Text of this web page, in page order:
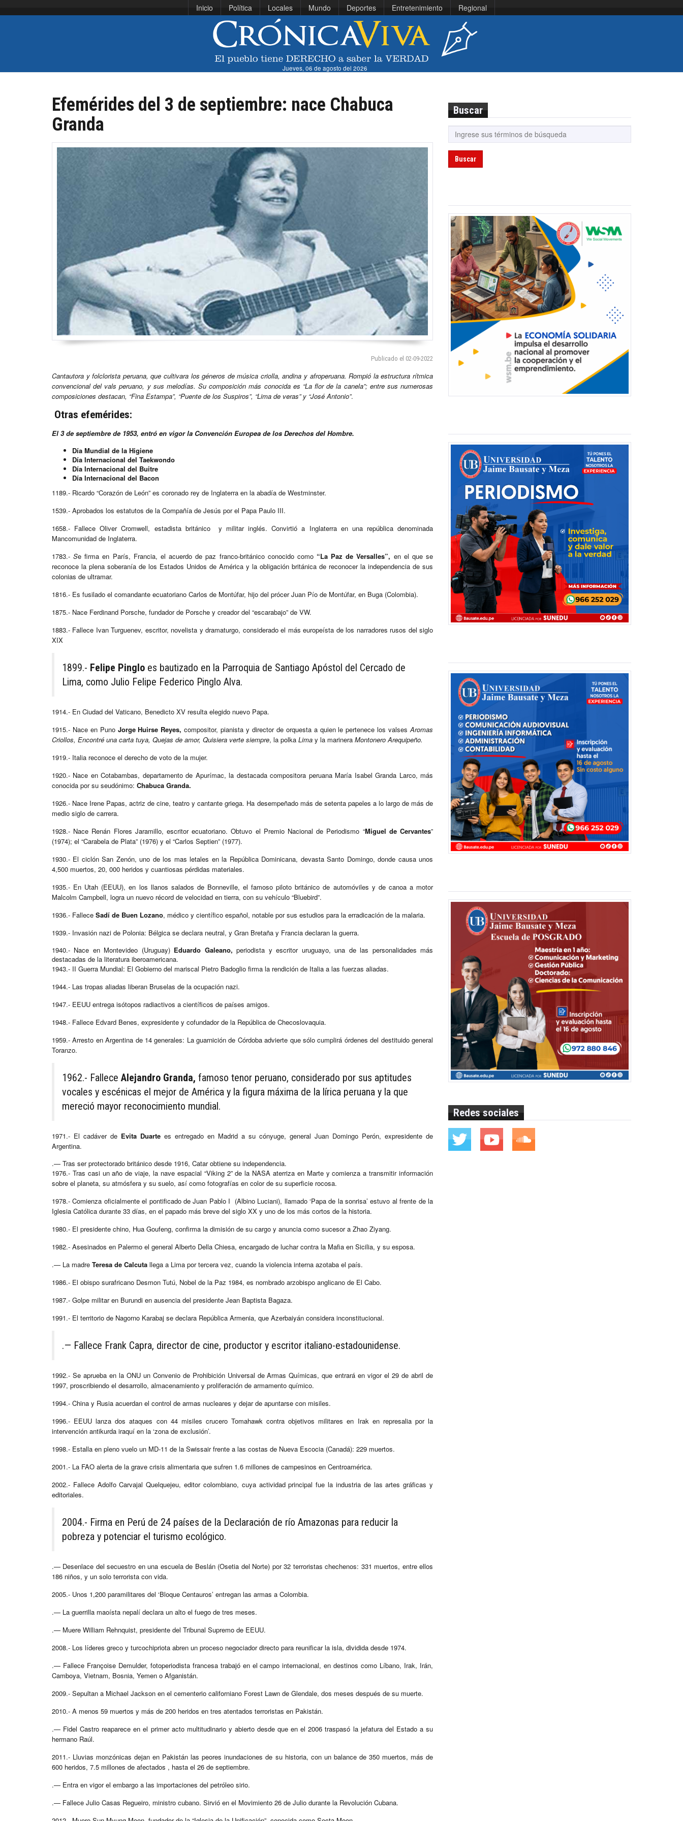
Inicio Política Locales Mundo Deportes Entretenimiento Regional
Jueves, 06 de agosto del 2026
Efemérides del 3 de septiembre: nace Chabuca
Granda
Publicado el 02-09-2022
Cantautora y folclorista peruana, que cultivara los géneros de música criolla, andina y afroperuana. Rompió la estructura rítmica
convencional del vals peruano, y sus melodías. Su composición más conocida es “La flor de la canela”; entre sus numerosas
composiciones destacan, “Fina Estampa”, “Puente de los Suspiros”, “Lima de veras” y “José Antonio”.
Otras efemérides:
El 3 de septiembre de 1953, entró en vigor la Convención Europea de los Derechos del Hombre.
Día Mundial de la Higiene
Día Internacional del Taekwondo
Día Internacional del Buitre
Día Internacional del Bacon
1189.- Ricardo “Corazón de León” es coronado rey de Inglaterra en la abadía de Westminster.
1539.- Aprobados los estatutos de la Compañía de Jesús por el Papa Paulo III.
1658.- Fallece Oliver Cromwell, estadista británico y militar inglés. Convirtió a Inglaterra en una república denominada
Mancomunidad de Inglaterra.
1783.- Se firma en París, Francia, el acuerdo de paz franco-británico conocido como “La Paz de Versalles”, en el que se
reconoce la plena soberanía de los Estados Unidos de América y la obligación británica de reconocer la independencia de sus
colonias de ultramar.
1816.- Es fusilado el comandante ecuatoriano Carlos de Montúfar, hijo del prócer Juan Pío de Montúfar, en Buga (Colombia).
1875.- Nace Ferdinand Porsche, fundador de Porsche y creador del “escarabajo” de VW.
1883.- Fallece Ivan Turguenev, escritor, novelista y dramaturgo, considerado el más europeísta de los narradores rusos del siglo
XIX
1899.- Felipe Pinglo es bautizado en la Parroquia de Santiago Apóstol del Cercado de
Lima, como Julio Felipe Federico Pinglo Alva.
1914.- En Ciudad del Vaticano, Benedicto XV resulta elegido nuevo Papa.
1915.- Nace en Puno Jorge Huirse Reyes, compositor, pianista y director de orquesta a quien le pertenece los valsesAromas
Criollos, Encontré una carta tuya, Quejas de amor, Quisiera verte siempre, la polka Lima y la marinera Montonero Arequipeño.
1919.- Italia reconoce el derecho de voto de la mujer.
1920.- Nace en Cotabambas, departamento de Apurímac, la destacada compositora peruana María Isabel Granda Larco, más
conocida por su seudónimo: Chabuca Granda.
1926.- Nace Irene Papas, actriz de cine, teatro y cantante griega. Ha desempeñado más de setenta papeles a lo largo de más de
medio siglo de carrera.
1928.- Nace Renán Flores Jaramillo, escritor ecuatoriano. Obtuvo el Premio Nacional de Periodismo “Miguel de Cervantes”
(1974); el “Carabela de Plata” (1976) y el “Carlos Septien” (1977).
1930.- El ciclón San Zenón, uno de los mas letales en la República Dominicana, devasta Santo Domingo, donde causa unos
4,500 muertos, 20, 000 heridos y cuantiosas pérdidas materiales.
1935.- En Utah (EEUU), en los llanos salados de Bonneville, el famoso piloto británico de automóviles y de canoa a motor
Malcolm Campbell, logra un nuevo récord de velocidad en tierra, con su vehículo “Bluebird”.
1936.- Fallece Sadí de Buen Lozano, médico y científico español, notable por sus estudios para la erradicación de la malaria.
1939.- Invasión nazi de Polonia: Bélgica se declara neutral, y Gran Bretaña y Francia declaran la guerra.
1940.- Nace en Montevideo (Uruguay) Eduardo Galeano, periodista y escritor uruguayo, una de las personalidades más
destacadas de la literatura iberoamericana.
1943.- II Guerra Mundial: El Gobierno del mariscal Pietro Badoglio firma la rendición de Italia a las fuerzas aliadas.
1944.- Las tropas aliadas liberan Bruselas de la ocupación nazi.
1947.- EEUU entrega isótopos radiactivos a científicos de países amigos.
1948.- Fallece Edvard Benes, expresidente y cofundador de la República de Checoslovaquia.
1959.- Arresto en Argentina de 14 generales: La guarnición de Córdoba advierte que sólo cumplirá órdenes del destituido general
Toranzo.
1962.- Fallece Alejandro Granda, famoso tenor peruano, considerado por sus aptitudes
vocales y escénicas el mejor de América y la figura máxima de la lírica peruana y la que
mereció mayor reconocimiento mundial.
1971.- El cadáver de Evita Duarte es entregado en Madrid a su cónyuge, general Juan Domingo Perón, expresidente de
Argentina.
.— Tras ser protectorado británico desde 1916, Catar obtiene su independencia.
1976.- Tras casi un año de viaje, la nave espacial “Viking 2” de la NASA aterriza en Marte y comienza a transmitir información
sobre el planeta, su atmósfera y su suelo, así como fotografías en color de su superficie rocosa.
1978.- Comienza oficialmente el pontificado de Juan Pablo I (Albino Luciani), llamado ‘Papa de la sonrisa’ estuvo al frente de la
Iglesia Católica durante 33 días, en el papado más breve del siglo XX y uno de los más cortos de la historia.
1980.- El presidente chino, Hua Goufeng, confirma la dimisión de su cargo y anuncia como sucesor a Zhao Ziyang.
1982.- Asesinados en Palermo el general Alberto Della Chiesa, encargado de luchar contra la Mafia en Sicilia, y su esposa.
.— La madre Teresa de Calcuta llega a Lima por tercera vez, cuando la violencia interna azotaba el país.
1986.- El obispo surafricano Desmon Tutú, Nobel de la Paz 1984, es nombrado arzobispo anglicano de El Cabo.
1987.- Golpe militar en Burundi en ausencia del presidente Jean Baptista Bagaza.
1991.- El territorio de Nagorno Karabaj se declara República Armenia, que Azerbaiyán considera inconstitucional.
.— Fallece Frank Capra, director de cine, productor y escritor italiano-estadounidense.
1992.- Se aprueba en la ONU un Convenio de Prohibición Universal de Armas Químicas, que entrará en vigor el 29 de abril de
1997, proscribiendo el desarrollo, almacenamiento y proliferación de armamento químico.
1994.- China y Rusia acuerdan el control de armas nucleares y dejar de apuntarse con misiles.
1996.- EEUU lanza dos ataques con 44 misiles crucero Tomahawk contra objetivos militares en Irak en represalia por la
intervención antikurda iraquí en la ‘zona de exclusión’.
1998.- Estalla en pleno vuelo un MD-11 de la Swissair frente a las costas de Nueva Escocia (Canadá): 229 muertos.
2001.- La FAO alerta de la grave crisis alimentaria que sufren 1.6 millones de campesinos en Centroamérica.
2002.- Fallece Adolfo Carvajal Quelquejeu, editor colombiano, cuya actividad principal fue la industria de las artes gráficas y
editoriales.
2004.- Firma en Perú de 24 países de la Declaración de río Amazonas para reducir la
pobreza y potenciar el turismo ecológico.
.— Desenlace del secuestro en una escuela de Beslán (Osetia del Norte) por 32 terroristas chechenos: 331 muertos, entre ellos
186 niños, y un solo terrorista con vida.
2005.- Unos 1,200 paramilitares del ‘Bloque Centauros’ entregan las armas a Colombia.
.— La guerrilla maoísta nepalí declara un alto el fuego de tres meses.
.— Muere William Rehnquist, presidente del Tribunal Supremo de EEUU.
2008.- Los líderes greco y turcochipriota abren un proceso negociador directo para reunificar la isla, dividida desde 1974.
.— Fallece Françoise Demulder, fotoperiodista francesa trabajó en el campo internacional, en destinos como Líbano, Irak, Irán,
Camboya, Vietnam, Bosnia, Yemen o Afganistán.
2009.- Sepultan a Michael Jackson en el cementerio californiano Forest Lawn de Glendale, dos meses después de su muerte.
2010.- A menos 59 muertos y más de 200 heridos en tres atentados terroristas en Pakistán.
.— Fidel Castro reaparece en el primer acto multitudinario y abierto desde que en el 2006 traspasó la jefatura del Estado a su
hermano Raúl.
2011.- Lluvias monzónicas dejan en Pakistán las peores inundaciones de su historia, con un balance de 350 muertos, más de
600 heridos, 7.5 millones de afectados , hasta el 26 de septiembre.
.— Entra en vigor el embargo a las importaciones del petróleo sirio.
.— Fallece Julio Casas Regueiro, ministro cubano. Sirvió en el Movimiento 26 de Julio durante la Revolución Cubana.
Buscar
Buscar
Redes sociales